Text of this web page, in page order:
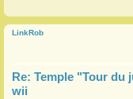
LinkRob
Re: Temple "Tour
wii